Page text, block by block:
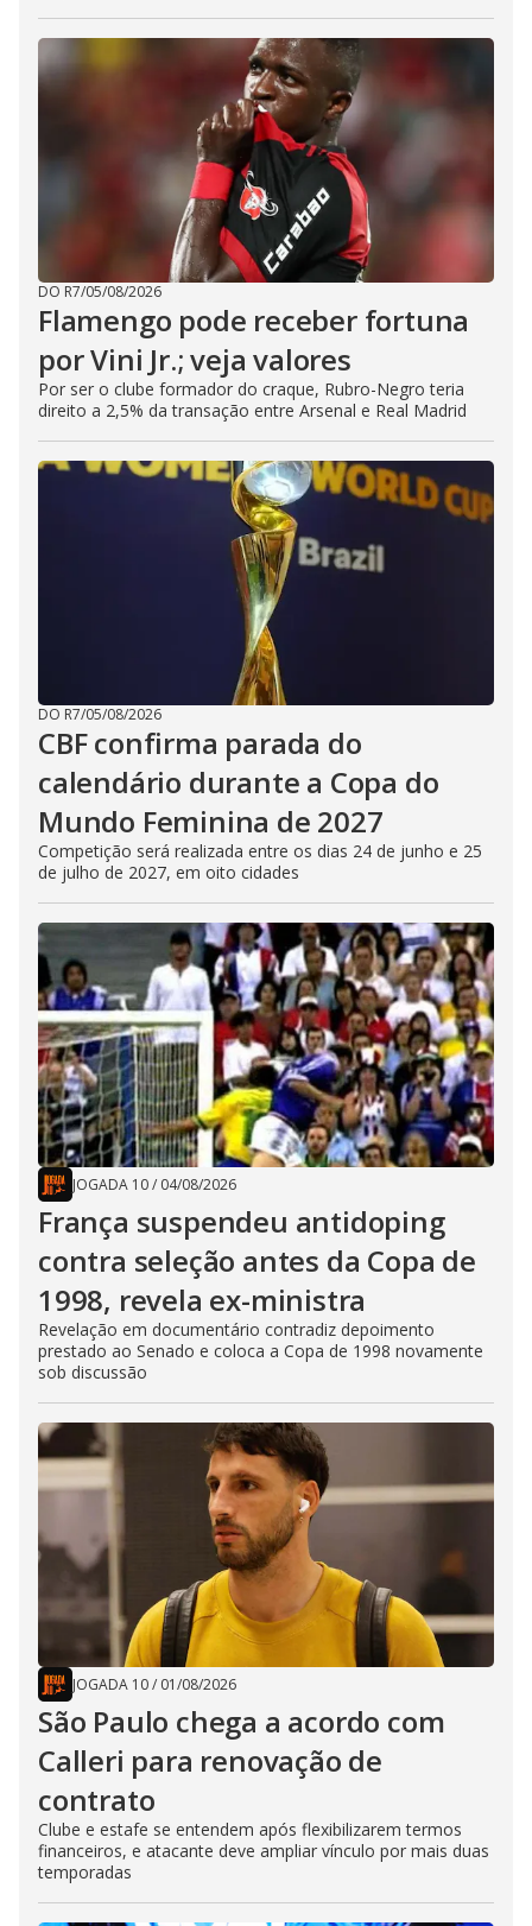
DO R7/05/08/2026
Flamengo pode receber fortuna
por Vini Jr.; veja valores
Por ser o clube formador do craque, Rubro-Negro teria
direito a 2,5% da transação entre Arsenal e Real Madrid
DO R7/05/08/2026
CBF confirma parada do
calendário durante a Copa do
Mundo Feminina de 2027
Competição será realizada entre os dias 24 de junho e 25
de julho de 2027, em oito cidades
JOGADA 10/ 04/08/2026
França suspendeu antidoping
contra seleção antes da Copa de
1998, revela ex-ministra
Revelação em documentário contradiz depoimento
prestado ao Senado e coloca a Copa de 1998 novamente
sob discussão
JOGADA 10/ 01/08/2026
São Paulo chega a acordo com
Calleri para renovação de
contrato
Clube e estafe se entendem após flexibilizarem termos
financeiros, e atacante deve ampliar vínculo por mais duas
temporadas